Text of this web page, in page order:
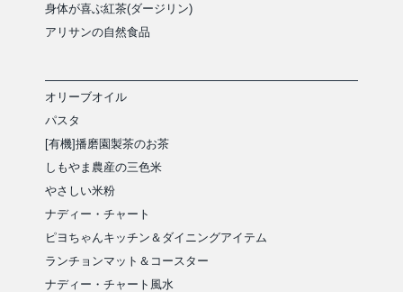
身体が喜ぶ紅茶(ダージリン)
アリサンの自然食品
オリーブオイル
パスタ
[有機]播磨園製茶のお茶
しもやま農産の三色米
やさしい米粉
ナディー・チャート
ピヨちゃんキッチン＆ダイニングアイテム
ランチョンマット＆コースター
ナディー・チャート風水